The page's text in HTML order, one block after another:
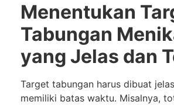
Menentukan
Tabungan
yang Jelas dan
Target tabungan harus dibuat
memiliki batas waktu. Misalnya,